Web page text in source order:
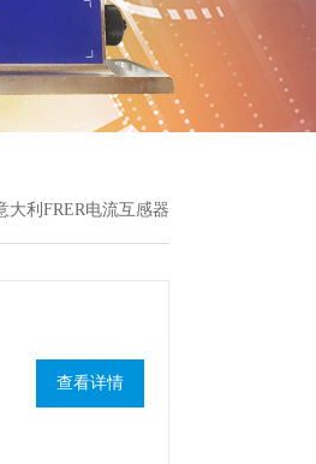
大利FRER电流互感器
查看详情